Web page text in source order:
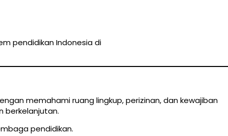
pendidikan Indonesia di
memahami ruang lingkup, perizinan, dan kewajiban
berkelanjutan.
pendidikan.